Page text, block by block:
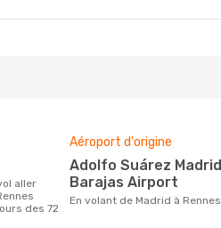
des 72
Aéroport d'origine
Adolfo Suárez Madrid -
Barajas Airport
En volant de Madrid à Rennes